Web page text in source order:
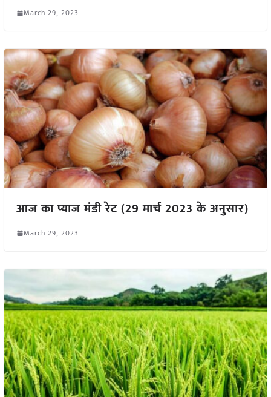
March 29, 2023
आज का प्याज मंडी रेट (29 मार्च 2023 के अनुसार)
March 29, 2023